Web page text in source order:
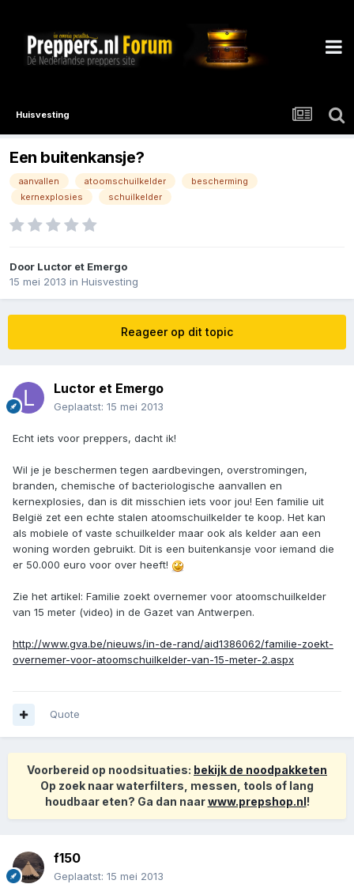
Huisvesting
Een buitenkansje?
aanvallen atoomschuilkelder
bescherming
kernexplosies
schuilkelder
Door Luctor et Emergo
15 mei 2013 in Huisvesting
Reageer op dit topic
Luctor et Emergo
Geplaatst: 15 mei 2013
Echt iets voor preppers, dacht ik!
Wil je je beschermen tegen aardbevingen, overstromingen,
branden, chemische of bacteriologische aanvallen en
kernexplosies, dan is dit misschien iets voor jou! Een familie uit
België zet een echte stalen atoomschuilkelder te koop. Het kan
als mobiele of vaste schuilkelder maar ook als kelder aan een
woning worden gebruikt. Dit is een buitenkansje voor iemand die
er 50.000 euro voor over heeft!
Zie het artikel: Familie zoekt overnemer voor atoomschuilkelder
van 15 meter (video) in de Gazet van Antwerpen.
http://www.gva.be/nieuws/in-de-rand/aid1386062/familie-zoekt-
overnemer-voor-atoomschuilkelder-van-15-meter-2.aspx
Quote
Voorbereid op noodsituaties: bekijk de noodpakketen
Op zoek naar waterfilters, messen, tools of lang
houdbaar eten? Ga dan naarwww.prepshop.nl!
f150
Geplaatst: 15 mei 2013